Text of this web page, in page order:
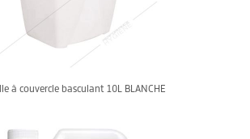
à couvercle basculant 10L BLANCHE